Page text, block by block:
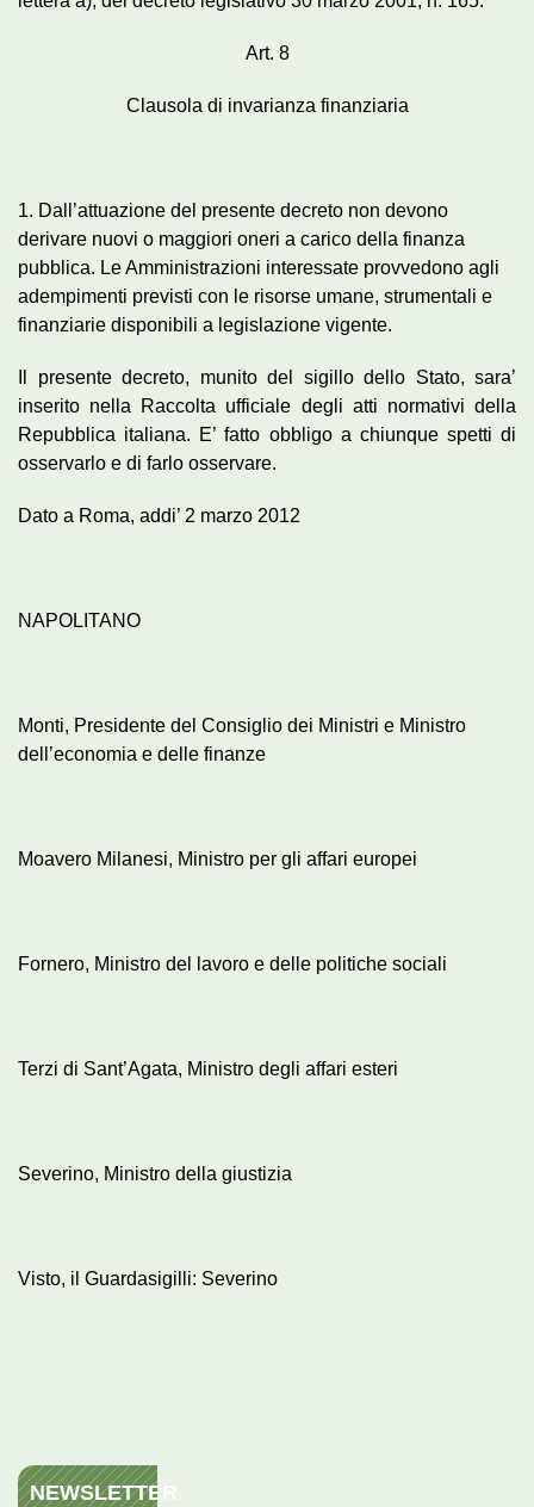
Art. 8
Clausola di invarianza finanziaria
1. Dall’attuazione del presente decreto non devono
derivare nuovi o maggiori oneri a carico della finanza
pubblica. Le Amministrazioni interessate provvedono agli
adempimenti previsti con le risorse umane, strumentali e
finanziarie disponibili a legislazione vigente.
Il presente decreto, munito del sigillo dello Stato, sara’
inserito nella Raccolta ufficiale degli atti normativi della
Repubblica italiana. E’ fatto obbligo a chiunque spetti di
osservarlo e di farlo osservare.
Dato a Roma, addi’ 2 marzo 2012
NAPOLITANO
Monti, Presidente del Consiglio dei Ministri e Ministro
dell’economia e delle finanze
Moavero Milanesi, Ministro per gli affari europei
Fornero, Ministro del lavoro e delle politiche sociali
Terzi di Sant’Agata, Ministro degli affari esteri
Severino, Ministro della giustizia
Visto, il Guardasigilli: Severino
NEWSLETTER